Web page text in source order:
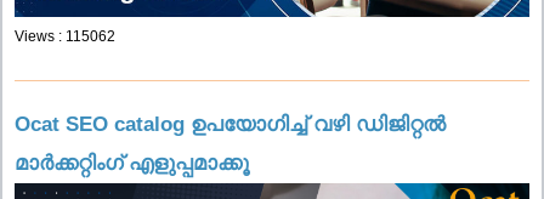
Views : 115062
Ocat SEO catalog ഉപയോഗിച്ച് വഴി ഡിജിറ്റൽ
മാർക്കറ്റിംഗ് എളുപ്പമാക്കൂ